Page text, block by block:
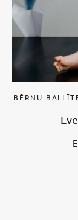
BĒRNU